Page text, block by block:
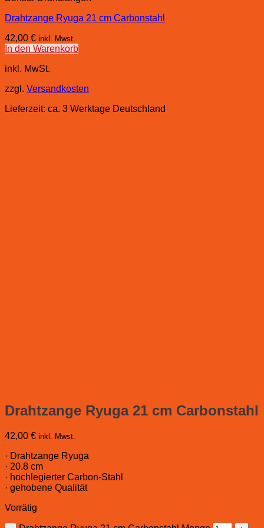
Drahtzange Ryuga 21 cm Carbonstahl
42,00 € inkl. Mwst.
In den Warenkorb
inkl. MwSt.
zzgl. Versandkosten
Lieferzeit: ca. 3 Werktage Deutschland
Drahtzange Ryuga 21 cm Carbonstahl
42,00 € inkl. Mwst.
· Drahtzange Ryuga
· 20.8 cm
· hochlegierter Carbon-Stahl
· gehobene Qualität
Vorrätig